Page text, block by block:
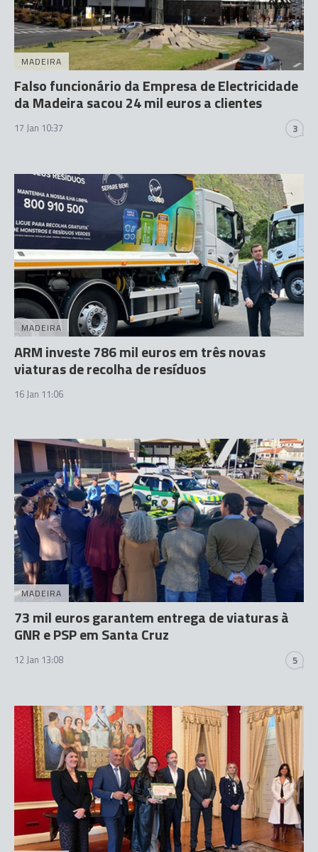
MADEIRA
Falso funcionário da Empresa de Electricidade
da Madeira sacou 24 mil euros a clientes
17 Jan 10:37 3
MADEIRA
ARM investe 786 mil euros em três novas
viaturas de recolha de resíduos
16 Jan 11:06
MADEIRA
73 mil euros garantem entrega de viaturas à
GNR e PSP em Santa Cruz
12 Jan 13:08 5